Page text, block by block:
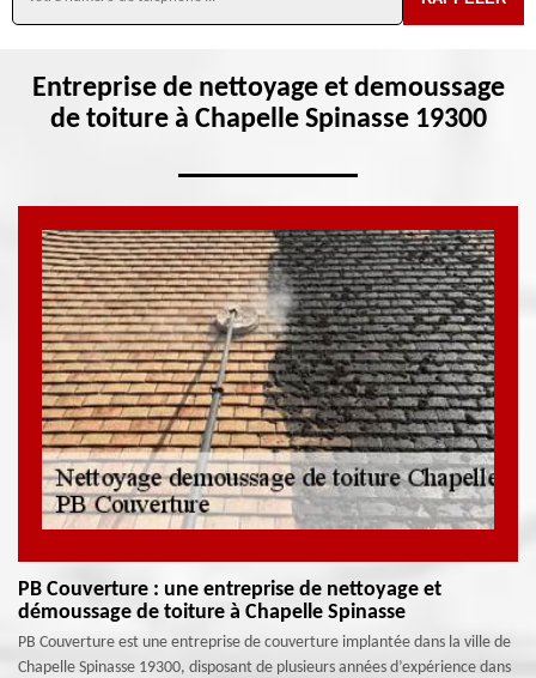
Entreprise de nettoyage et demoussage
de toiture à Chapelle Spinasse 19300
PB Couverture : une entreprise de nettoyage et
démoussage de toiture à Chapelle Spinasse
PB Couverture est une entreprise de couverture implantée dans la ville de
Chapelle Spinasse 19300, disposant de plusieurs années d’expérience dans